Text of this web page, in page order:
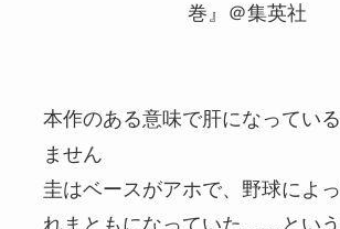
巻』＠集英社
本作のある意味で肝になってい
ません
圭はベースがアホで、野球によ
れまともになっていた……とい